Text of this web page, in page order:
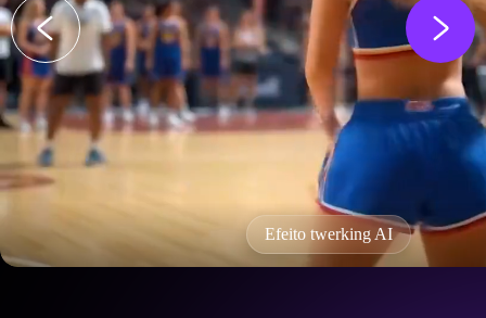
Efeito twerking AI